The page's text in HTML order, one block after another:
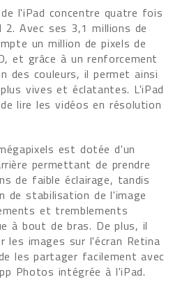
l'iPad concentre quatre fois
2. Avec ses 3,1 millions de
un million de pixels de
et grâce à un renforcement
des couleurs, il permet ainsi
vives et éclatantes. L'iPad
lire les vidéos en résolution
est dotée d'un
permettant de prendre
de faible éclairage, tandis
de stabilisation de l'image
et tremblements
à bout de bras. De plus, il
les images sur l'écran Retina
les partager facilement avec
Photos intégrée à l'iPad.